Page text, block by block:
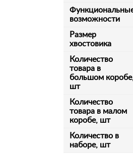
возможности
Размер
хвостовика
Количество
товара в
большом
шт
Количество
товара в малом
коробе, шт
Количество в
наборе, шт